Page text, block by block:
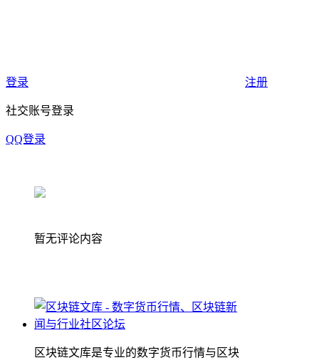
登录 注册
社交账号登录
QQ登录
暂无评论内容
区块链文库是专业的数字货币行情与区块